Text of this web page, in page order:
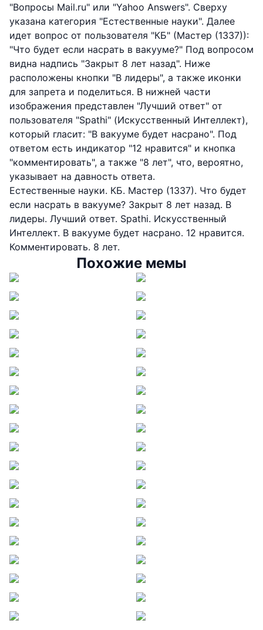
"Вопросы Mail.ru" или "Yahoo Answers". Сверху
указана категория "Естественные науки". Далее
идет вопрос от пользователя "КБ" (Мастер (1337)):
"Что будет если насрать в вакууме?" Под вопросом
видна надпись "Закрыт 8 лет назад". Ниже
расположены кнопки "В лидеры", а также иконки
для запрета и поделиться. В нижней части
изображения представлен "Лучший ответ" от
пользователя "Spathi" (Искусственный Интеллект),
который гласит: "В вакууме будет насрано". Под
ответом есть индикатор "12 нравится" и кнопка
"комментировать", а также "8 лет", что, вероятно,
указывает на давность ответа.
Естественные науки. КБ. Мастер (1337). Что будет
если насрать в вакууме? Закрыт 8 лет назад. В
лидеры. Лучший ответ. Spathi. Искусственный
Интеллект. В вакууме будет насрано. 12 нравится.
Комментировать. 8 лет.
Похожие мемы